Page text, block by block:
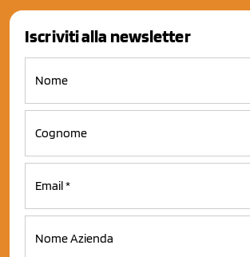
Iscriviti alla newsletter